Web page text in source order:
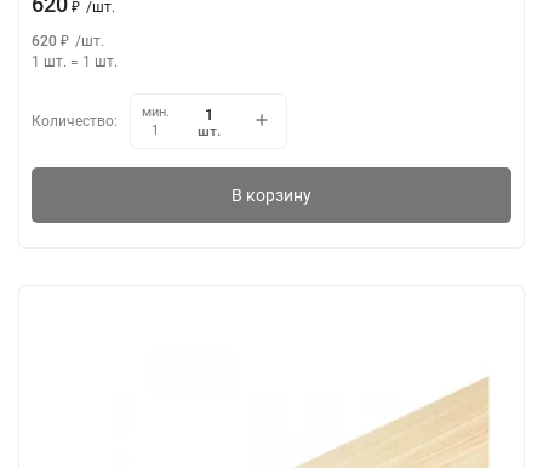
₽ /шт.
620 ₽ /шт.
1 шт. = 1 шт.
Количество:
мин.
1
шт.
В корзину